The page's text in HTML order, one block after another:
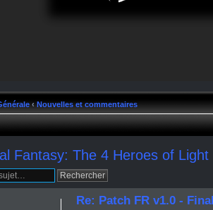
‹ Nouvelles et commentaires
Fantasy: The 4 Heroes of Light
Re: Patch FR v1.0 -